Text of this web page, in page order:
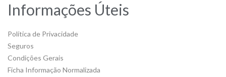
Informações Úteis
Política de Privacidade
Seguros
Condições Gerais
Ficha Informação Normalizada